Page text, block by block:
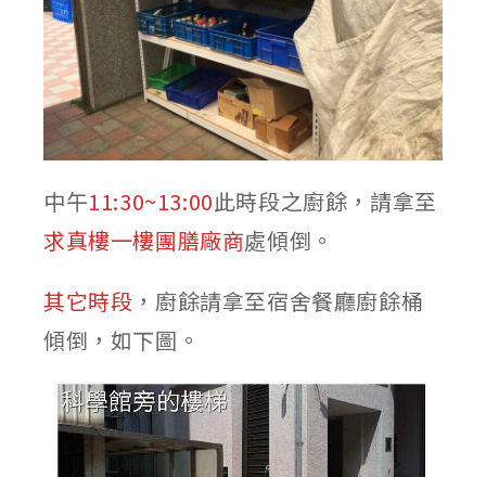
中午11:30~13:00此時段之廚餘，請拿至
求真樓一樓團膳廠商處傾倒。
其它時段 ，廚餘請拿至宿舍餐廳廚餘桶
傾倒，如下圖。